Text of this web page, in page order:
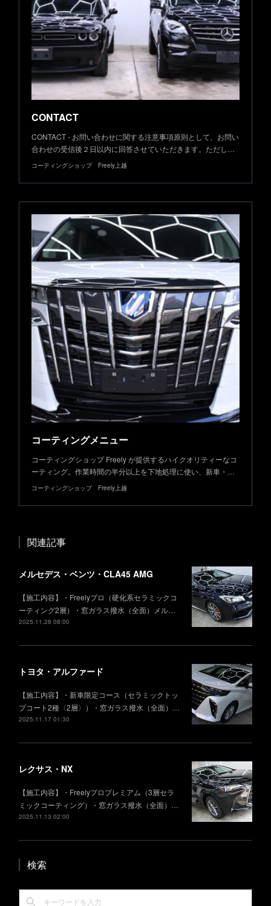
CONTACT
CONTACT - お問い合わせに関する注意事項原則として、お問い
合わせの受信後２日以内に回答させていただきます。ただし…
コーティングショップ Freely上越
コーティングメニュー
コーティングショップ Freely が提供するハイクオリティーなコ
ーティング。作業時間の半分以上を下地処理に使い、新車・…
コーティングショップ Freely上越
関連記事
メルセデス・ベンツ・CLA45 AMG
【施工内容】・Freelyプロ（硬化系セラミックコ
ーティング2層）・窓ガラス撥水（全面）メル…
2025.11.28 08:00
トヨタ・アルファード
【施工内容】・新車限定コース（セラミックトッ
プコート2種〈2層〉）・窓ガラス撥水（全面）…
2025.11.17 01:30
レクサス・NX
【施工内容】・Freelyプロプレミアム（3層セラ
ミックコーティング）・窓ガラス撥水（全面）…
2025.11.13 02:00
検索